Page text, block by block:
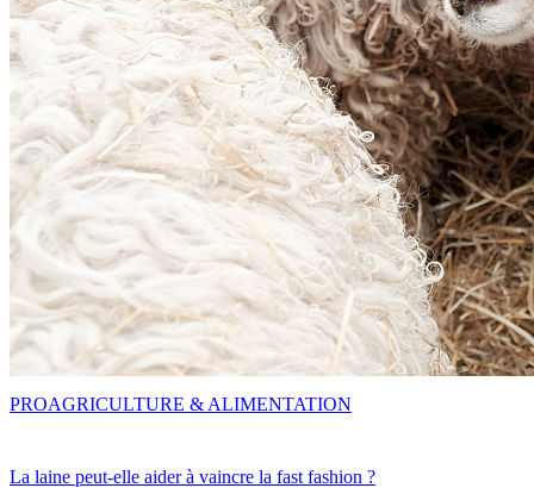
La laine peut-elle aider à vaincre la fast fashion ?
PROAGRICULTURE & ALIMENTATION